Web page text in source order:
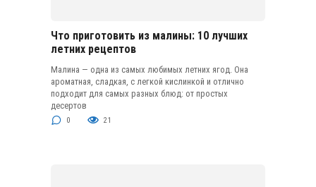
Что приготовить из малины: 10 лучших
летних рецептов
Малина — одна из самых любимых летних ягод. Она
ароматная, сладкая, с легкой кислинкой и отлично
подходит для самых разных блюд: от простых
десертов
0 21